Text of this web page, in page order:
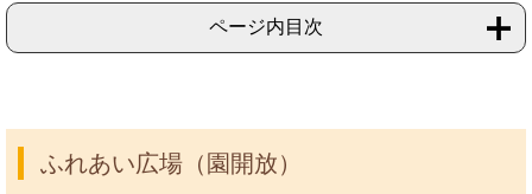
ページ内目次
ふれあい広場（園開放）